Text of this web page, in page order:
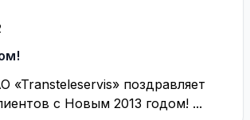
«Transteleservis» поздравляет
с Новым 2013 годом! ...